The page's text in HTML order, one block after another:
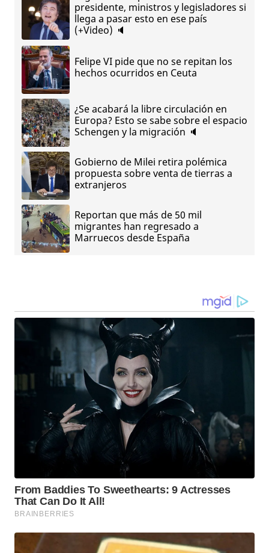
presidente, ministros y legisladores si
llega a pasar esto en ese país
(+Video) 🔈
Felipe VI pide que no se repitan los
hechos ocurridos en Ceuta
¿Se acabará la libre circulación en
Europa? Esto se sabe sobre el espacio
Schengen y la migración 🔈
Gobierno de Milei retira polémica
propuesta sobre venta de tierras a
extranjeros
Reportan que más de 50 mil
migrantes han regresado a
Marruecos desde España